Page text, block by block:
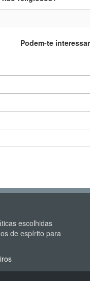
Podem-te
escolhidas
de espírito para